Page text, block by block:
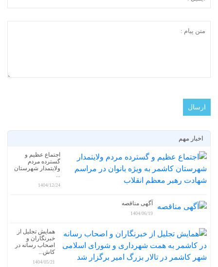
اخبار مهم
اجتماع عظیم و
گسترده مردم
ولایتمدار شهرستان
...
1404/12/24
آگهی مناقصه
1404/06/19
همایش تجلیل از
خبرنگاران و
اصحاب رسانه در
کاش...
1404/05/21